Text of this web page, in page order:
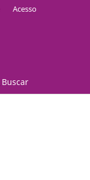
Buscar
Acesso